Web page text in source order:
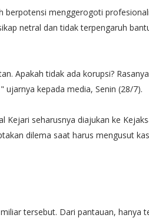
berpotensi menggerogoti
netral dan tidak terpengaruh
Apakah tidak ada korupsi?
ujarnya kepada media, Senin (28/7).
Kejari seharusnya diajukan ke
dilema saat harus mengusut
tersebut. Dari pantauan, hanya